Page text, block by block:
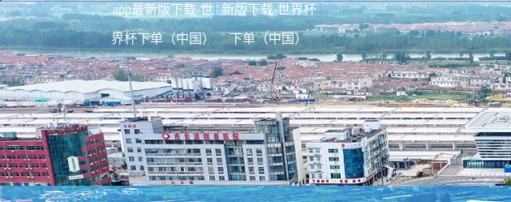
app最新版下载-世
界杯下单（中国）
新版下载-世界杯
下单（中国）